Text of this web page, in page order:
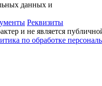
данных и
Реквизиты
и не является
по обработке